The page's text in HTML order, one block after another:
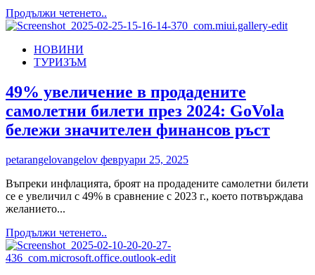
6
Продължи четенето..
more
своя
потенциал
на
ITB
Berlin
НОВИНИ
ТУРИЗЪМ
49% увеличение в продадените
самолетни билети през 2024: GoVola
бележи значителен финансов ръст
petarangelovangelov февруари 25, 2025
Въпреки инфлацията, броят на продадените самолетни билети
се е увеличил с 49% в сравнение с 2023 г., което потвърждава
желанието...
Продължи четенето..
more
about